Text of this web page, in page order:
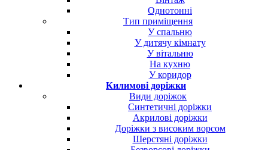
Однотонні
Тип приміщення
У спальню
У дитячу кімнату
У вітальню
На кухню
У коридор
Килимові доріжки
Види доріжок
Синтетичні доріжки
Акрилові доріжки
Доріжки з високим ворсом
Шерстяні доріжки